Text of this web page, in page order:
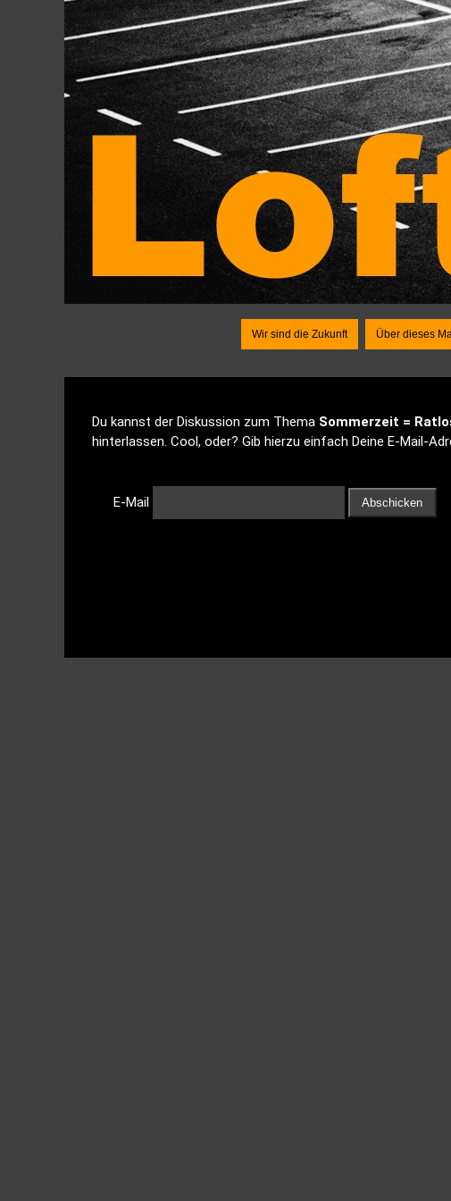
Wir sind die Zukunft Über dieses
Du kannst der Diskussion zum Thema Sommerzeit =
hinterlassen. Cool, oder? Gib hierzu einfach Deine E-Mail-
E-Mail